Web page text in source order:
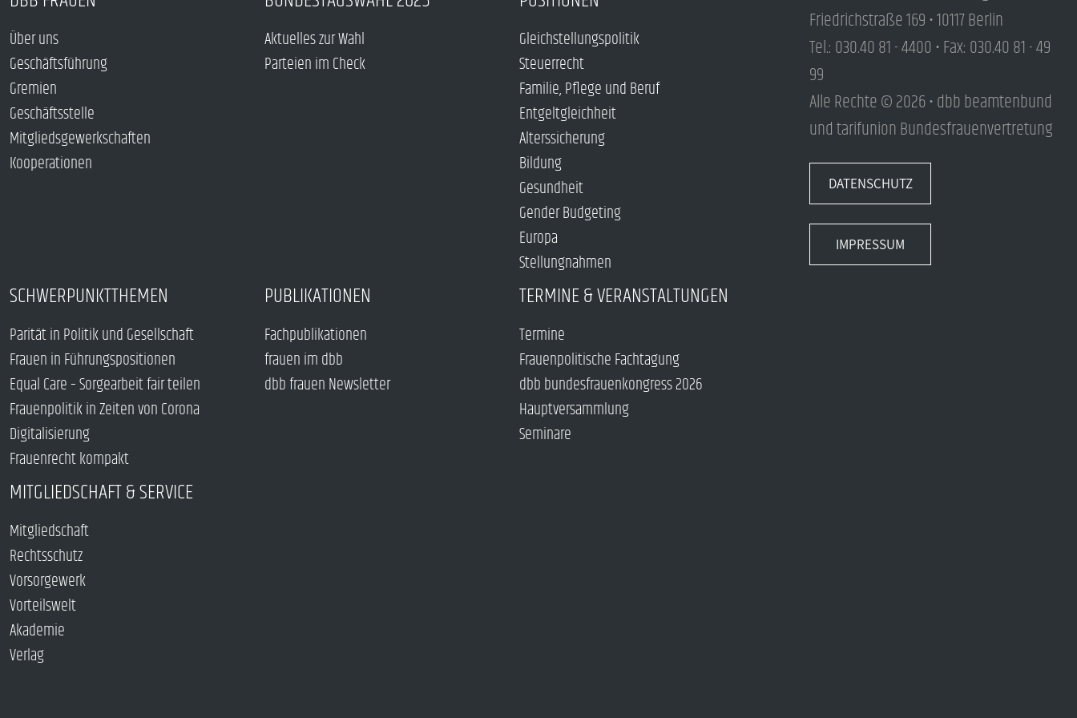
Über uns
Geschäftsführung
Gremien
Geschäftsstelle
Mitgliedsgewerkschaften
Kooperationen
Aktuelles zur Wahl
Parteien im Check
Gleichstellungspolitik
Steuerrecht
Familie, Pflege und Beruf
Entgeltgleichheit
Alterssicherung
Bildung
Gesundheit
Gender Budgeting
Europa
Stellungnahmen
SCHWERPUNKTTHEMEN
Parität in Politik und Gesellschaft
Frauen in Führungspositionen
Equal Care – Sorgearbeit fair teilen
Frauenpolitik in Zeiten von Corona
Digitalisierung
Frauenrecht kompakt
PUBLIKATIONEN
Fachpublikationen
frauen im dbb
dbb frauen Newsletter
TERMINE & VERANSTALTUNGEN
Termine
Frauenpolitische Fachtagung
dbb bundesfrauenkongress 2026
Hauptversammlung
Seminare
MITGLIEDSCHAFT & SERVICE
Mitgliedschaft
Rechtsschutz
Vorsorgewerk
Vorteilswelt
Akademie
Verlag
Friedrichstraße 169 • 10117 Berlin
Tel.: 030.40 81 - 4400 • Fax: 030.40 81 - 49
99
Alle Rechte © 2026 • dbb beamtenbund
und tarifunion Bundesfrauenvertretung
DATENSCHUTZ
IMPRESSUM